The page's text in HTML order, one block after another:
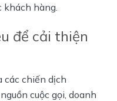
khách hàng.
để cải thiện
các chiến dịch
cuộc gọi, doanh